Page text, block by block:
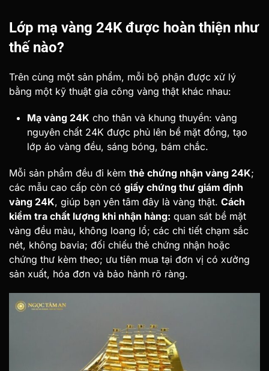
Lớp mạ vàng 24Kđược hoàn thiện như
thế nào?
Trên cùng một sản phẩm, mỗi bộ phận được xử lý
bằng một kỹ thuật gia công vàng thật khác nhau:
Mạ vàng 24K cho thân và khung thuyền: vàng
nguyên chất 24K được phủ lên bề mặt đồng, tạo
lớp áo vàng đều, sáng bóng, bám chắc.
Mỗi sản phẩm đều đi kèm thẻ chứng nhận vàng 24K;
các mẫu cao cấp còn có giấy chứng thư giám định
vàng 24K, giúp bạn yên tâm đây là vàng thật. Cách
kiểm tra chất lượng khi nhận hàng: quan sát bề mặt
vàng đều màu, không loang lổ; các chi tiết chạm sắc
nét, không bavia; đối chiếu thẻ chứng nhận hoặc
chứng thư kèm theo; ưu tiên mua tại đơn vị có xưởng
sản xuất, hóa đơn và bảo hành rõ ràng.